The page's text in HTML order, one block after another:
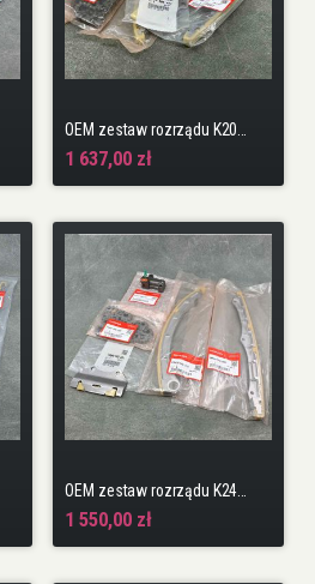
1 637,00 zł
1 550,00 zł